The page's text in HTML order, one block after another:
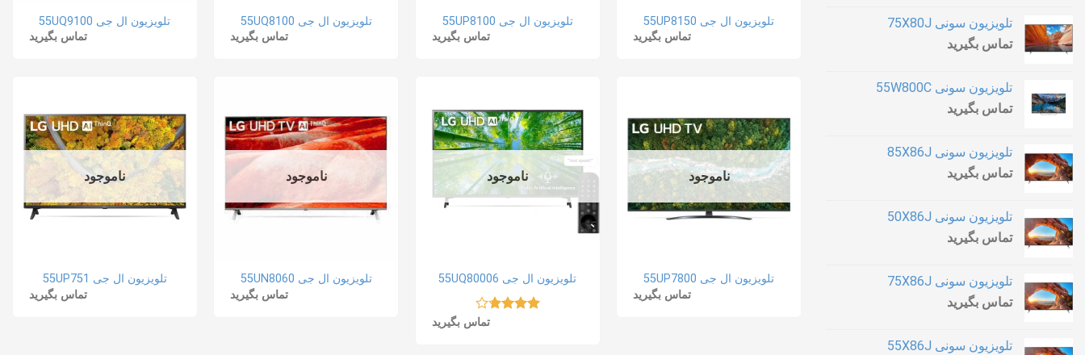
تلویزیون سونی 75X80J
تماس بگیرید
تلویزیون سونی 55W800C
تماس بگیرید
تلویزیون سونی 85X86J
تماس بگیرید
تلویزیون سونی 50X86J
تماس بگیرید
تلویزیون سونی 75X86J
تماس بگیرید
تلویزیون سونی 55X86J
تلویزیون ال جی 55UP8150
تماس بگیرید
تلویزیون ال جی 55UP8100
تماس بگیرید
تلویزیون ال جی 55UQ8100
تماس بگیرید
تلویزیون ال جی 55UQ9100
تماس بگیرید
ناموجود
تلویزیون ال جی 55UP7800
تماس بگیرید
ناموجود
تلویزیون ال جی 55UQ80006
تماس بگیرید
ناموجود
تلویزیون ال جی 55UN8060
تماس بگیرید
ناموجود
تلویزیون ال جی 55UP751
تماس بگیرید